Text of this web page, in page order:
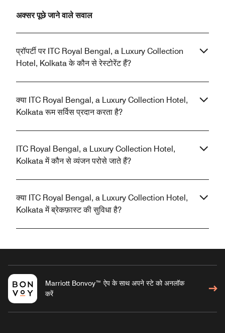
अक्सर पूछे जाने वाले सवाल
प्रॉपर्टी पर ITC Royal Bengal, a Luxury Collection
Hotel, Kolkata के कौन से रेस्टोरेंट हैं?
क्या ITC Royal Bengal, a Luxury Collection Hotel,
Kolkata रूम सर्विस प्रदान करता है?
ITC Royal Bengal, a Luxury Collection Hotel,
Kolkata में कौन से व्यंजन परोसे जाते हैं?
क्या ITC Royal Bengal, a Luxury Collection Hotel,
Kolkata में ब्रेकफ़ास्ट की सुविधा है?
Marriott Bonvoy™ ऐप के साथ अपने स्टे को अनलॉक
करें